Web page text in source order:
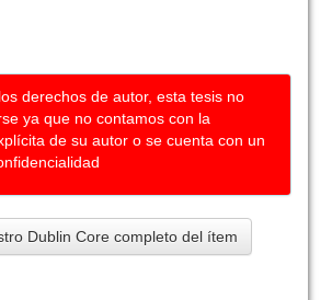
derechos de autor, esta tesis no
ya que no contamos con la
de su autor o se cuenta con un
Dublin Core completo del ítem